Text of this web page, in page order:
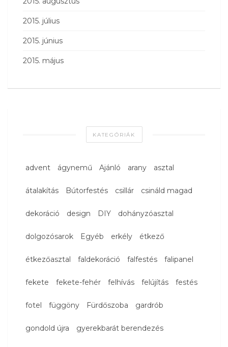
2015. július
2015. június
2015. május
KATEGÓRIÁK
advent ágynemű Ajánló arany asztal
átalakítás Bútorfestés csillár csináld magad
dekoráció design DIY dohányzóasztal
dolgozósarok Egyéb erkély étkező
étkezőasztal faldekoráció falfestés falipanel
fekete fekete-fehér felhívás felújítás festés
fotel függöny Fürdőszoba gardrób
gondold újra gyerekbarát berendezés